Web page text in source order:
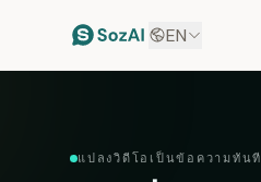
EN
แปลงวิดีโอเป็นข้อความทันที